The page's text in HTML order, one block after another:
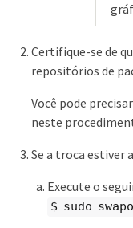
Certifique-se de
repositórios de
Você pode
neste
Se a troca estiver
Execute o
$ sudo